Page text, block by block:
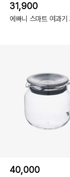
31,900
에빠니 스마트 여과기
40,000